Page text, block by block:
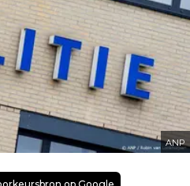
ANP